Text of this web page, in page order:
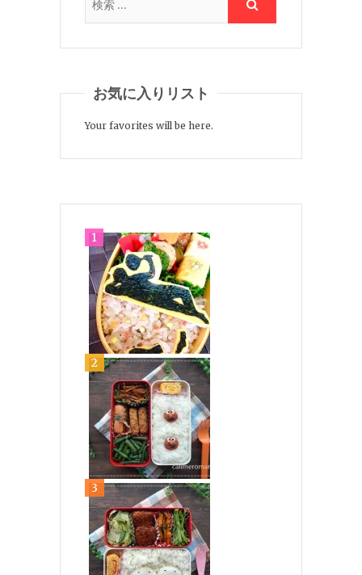
お気に入りリスト
Your favorites will be here.